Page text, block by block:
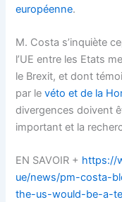
européenne.
M. Costa s’inquiète
l’UE entre les Etats
le Brexit, et dont
par levéto et de la
divergences doivent
important et la
EN SAVOIR + https://
ue/news/pm-costa-
the-us-would-be-a-